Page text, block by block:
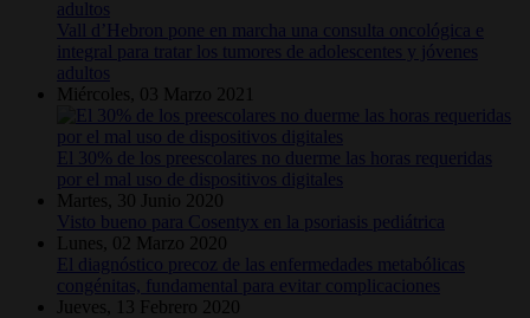
Vall d’Hebron pone en marcha una consulta oncológica e
integral para tratar los tumores de adolescentes y jóvenes
adultos
Miércoles, 03 Marzo 2021
El 30% de los preescolares no duerme las horas requeridas
por el mal uso de dispositivos digitales
Martes, 30 Junio 2020
Visto bueno para Cosentyx en la psoriasis pediátrica
Lunes, 02 Marzo 2020
El diagnóstico precoz de las enfermedades metabólicas
congénitas, fundamental para evitar complicaciones
Jueves, 13 Febrero 2020